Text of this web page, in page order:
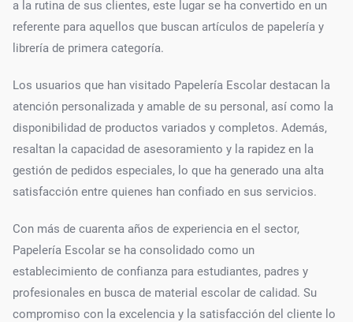
a la rutina de sus clientes, este lugar se ha convertido en un
referente para aquellos que buscan artículos de papelería y
librería de primera categoría.
Los usuarios que han visitado Papelería Escolar destacan la
atención personalizada y amable de su personal, así como la
disponibilidad de productos variados y completos. Además,
resaltan la capacidad de asesoramiento y la rapidez en la
gestión de pedidos especiales, lo que ha generado una alta
satisfacción entre quienes han confiado en sus servicios.
Con más de cuarenta años de experiencia en el sector,
Papelería Escolar se ha consolidado como un
establecimiento de confianza para estudiantes, padres y
profesionales en busca de material escolar de calidad. Su
compromiso con la excelencia y la satisfacción del cliente lo